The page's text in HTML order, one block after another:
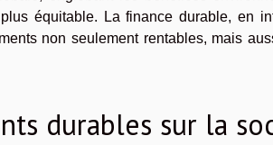
équitable. La finance durable, en
non seulement rentables, mais
durables sur la